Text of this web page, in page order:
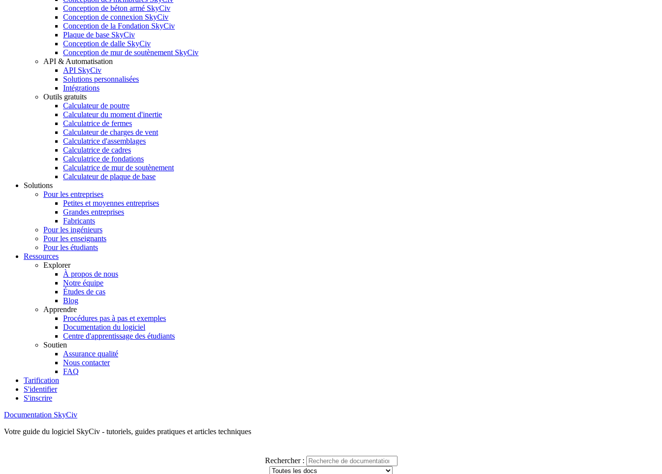
Conception de béton armé SkyCiv
Conception de connexion SkyCiv
Conception de la Fondation SkyCiv
Plaque de base SkyCiv
Conception de dalle SkyCiv
Conception de mur de soutènement SkyCiv
API & Automatisation
API SkyCiv
Solutions personnalisées
Intégrations
Outils gratuits
Calculateur de poutre
Calculateur du moment d'inertie
Calculatrice de fermes
Calculateur de charges de vent
Calculatrice d'assemblages
Calculatrice de cadres
Calculatrice de fondations
Calculatrice de mur de soutènement
Calculateur de plaque de base
Solutions
Pour les entreprises
Petites et moyennes entreprises
Grandes entreprises
Fabricants
Pour les ingénieurs
Pour les enseignants
Pour les étudiants
Ressources
Explorer
À propos de nous
Notre équipe
Études de cas
Blog
Apprendre
Procédures pas à pas et exemples
Documentation du logiciel
Centre d'apprentissage des étudiants
Soutien
Assurance qualité
Nous contacter
FAQ
Tarification
S'identifier
S'inscrire
Documentation SkyCiv
Votre guide du logiciel SkyCiv - tutoriels, guides pratiques et articles techniques
Rechercher :